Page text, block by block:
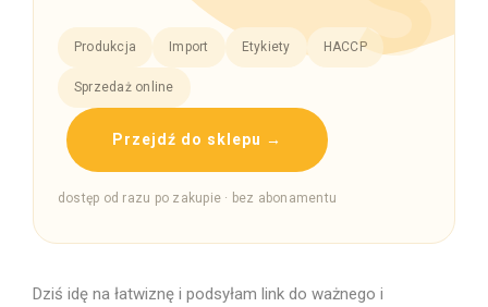
Produkcja Import Etykiety HACCP
Sprzedaż online
Przejdź do sklepu →
dostęp od razu po zakupie · bez abonamentu
Dziś idę na łatwiznę i podsyłam link do ważnego i